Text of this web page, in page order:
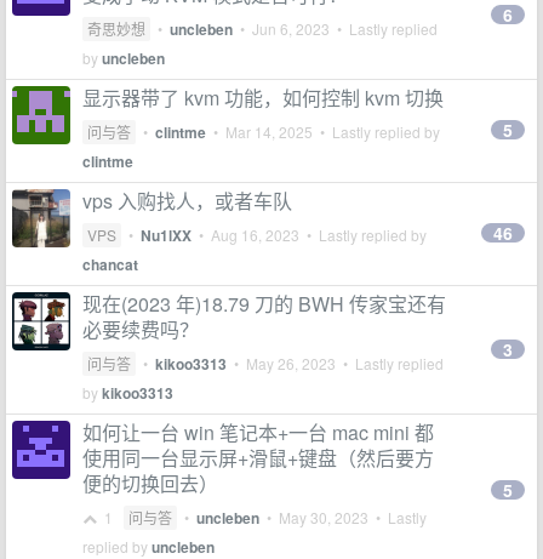
奇思妙想 • uncleben • Jun 6, 2023 • Lastly replied
byuncleben
6
显示器带了 kvm 功能，如何控制 kvm 切换
问与答 • clintme • Mar 14, 2025 • Lastly replied by
clintme
5
vps 入购找人，或者车队
VPS • Nu1lXX • Aug 16, 2023 • Lastly replied by
chancat
46
现在(2023 年)18.79 刀的 BWH 传家宝还有
必要续费吗？
问与答 • kikoo3313 • May 26, 2023 • Lastly replied
bykikoo3313
3
如何让一台 win 笔记本+一台 mac mini 都
使用同一台显示屏+滑鼠+键盘（然后要方
便的切换回去）
1 问与答 • uncleben • May 30, 2023 • Lastly
replied byuncleben
5